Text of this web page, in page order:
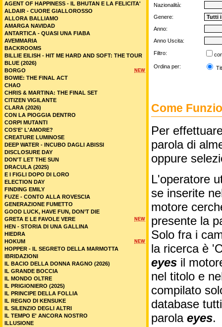
Nazionalità:
Genere:
Anno:
Anno Uscita:
Filtro:
Ordina per:
Come
Per
parola di
oppure
L'operatore
se inserite
motore
presente la
Solo fra i
la ricerca è
eyes il
nel titolo e
compilato
database
parola eyes.
AGENT OF HAPPINESS - IL BHUTAN E LA FELICITA'
ALDAIR - CUORE GIALLOROSSO
ALLORA BALLIAMO
AMARGA NAVIDAD
ANTARTICA - QUASI UNA FIABA
AVEMMARIA
BACKROOMS
BILLIE EILISH - HIT ME HARD AND SOFT: THE TOUR
BLUE (2026)
NEW
BORGO
BOWIE: THE FINAL ACT
CHAO
CHRIS & MARTINA: THE FINAL SET
CITIZEN VIGILANTE
CLARA (2026)
CON LA PIOGGIA DENTRO
CORPI MUTANTI
COS'E' L'AMORE?
CREATURE LUMINOSE
DEEP WATER - INCUBO DAGLI ABISSI
DISCLOSURE DAY
DON'T LET THE SUN
DRACULA (2025)
E I FIGLI DOPO DI LORO
ELECTION DAY
FINDING EMILY
FUZE - CONTO ALLA ROVESCIA
GENERAZIONE FUMETTO
GOOD LUCK, HAVE FUN, DON’T DIE
NEW
GRETA E LE FAVOLE VERE
HEN - STORIA DI UNA GALLINA
HIEDRA
NEW
HOKUM
HOPPER - IL SEGRETO DELLA MARMOTTA
IBRIDAZIONI
IL BACIO DELLA DONNA RAGNO (2026)
IL GRANDE BOCCIA
IL MONDO OLTRE
IL PRIGIONIERO (2025)
IL PRINCIPE DELLA FOLLIA
IL REGNO DI KENSUKE
IL SILENZIO DEGLI ALTRI
IL TEMPO E' ANCORA NOSTRO
ILLUSIONE